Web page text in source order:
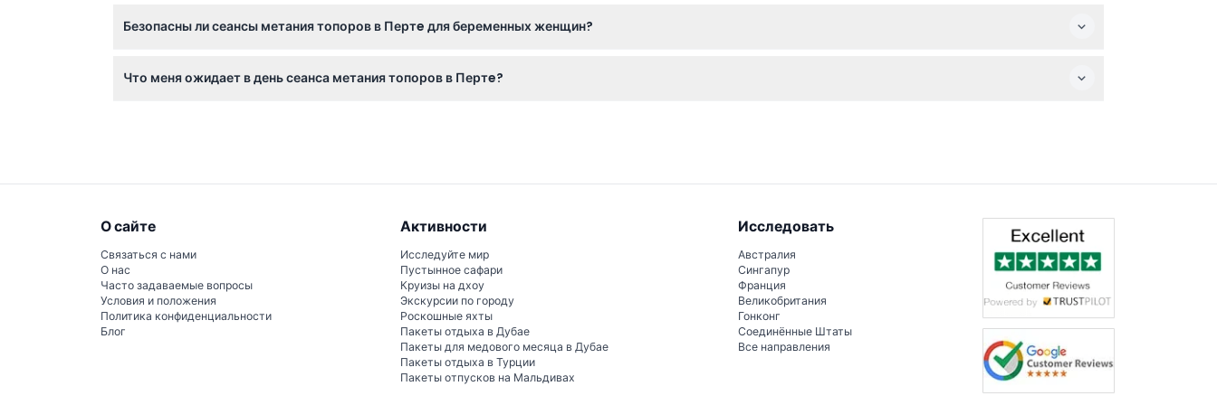
Безопасны ли сеансы метания топоров в Пертe для беременных женщин?
Что меня ожидает в день сеанса метания топоров в Пертe?
О сайте
Связаться с нами
О нас
Часто задаваемые вопросы
Условия и положения
Политика конфиденциальности
Блог
Активности
Исследуйте мир
Пустынное сафари
Круизы на дхоу
Экскурсии по городу
Роскошные яхты
Пакеты отдыха в Дубае
Пакеты для медового месяца в Дубае
Пакеты отдыха в Турции
Пакеты отпусков на Мальдивах
Исследовать
Австралия
Сингапур
Франция
Великобритания
Гонконг
Соединённые Штаты
Все направления